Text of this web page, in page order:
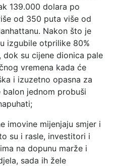
139.000 dolara po
od 350 puta više od
Nakon što je
izgubile otprilike 80%
dok su cijene dionica pale
vremena kada će
i izuzetno opasna za
jednom probuši
mijenjaju smjer i
su i rasle, investitori i
na dopunu marže i
sada ih žele